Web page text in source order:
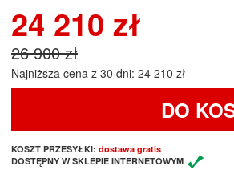
24 210 zł
26 900 zł
Najniższa cena z 30 dni: 24 210 zł
DO
KOSZT PRZESYŁKI: dostawa gratis
DOSTĘPNY W SKLEPIE INTERNETOWYM